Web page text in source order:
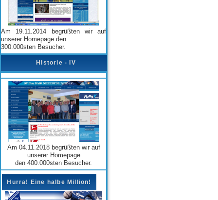
Am 19.11.2014 begrüßten wir auf
unserer Homepage den
300.000sten Besucher.
Historie - IV
Am 04.11.2018 begrüßten wir auf
unserer Homepage
den 400.000sten Besucher.
Hurra! Eine halbe Million!